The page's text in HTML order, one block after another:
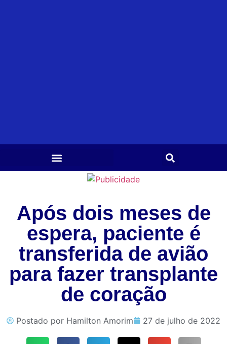
Após dois meses de
espera, paciente é
transferida de avião
para fazer transplante
de coração
Postado por Hamilton Amorim 27 de julho de 2022